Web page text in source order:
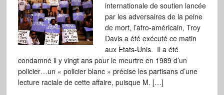
internationale de soutien lancée
par les adversaires de la peine
de mort, l’afro-américain, Troy
Davis a été exécuté ce matin
aux Etats-Unis. Il a été
condamné il y vingt ans pour le meurtre en 1989 d’un
policier…un « policier blanc » précise les partisans d’une
lecture raciale de cette affaire, puisque M. […]